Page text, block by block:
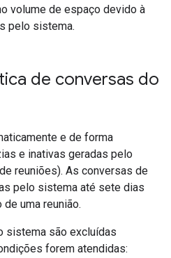
volume de espaço devido à
pelo sistema.
de conversas do
e de forma
e inativas geradas pelo
reuniões). As conversas de
pelo sistema até sete dias
uma reunião.
sistema são excluídas
forem atendidas: